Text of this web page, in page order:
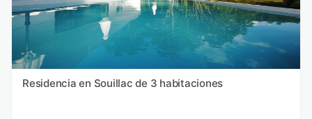
Residencia en Souillac de 3 habitaciones